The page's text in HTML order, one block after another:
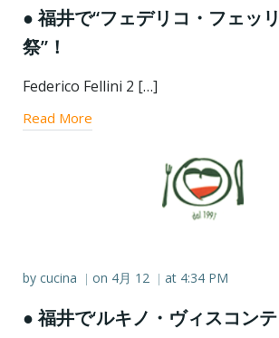
● 福井で“フェデリコ・フェッ
祭”！
Federico Fellini 2 […]
Read More
by cucina | on 4月 12 | at 4:34 PM
● 福井で‘ルキノ・ヴィスコンテ